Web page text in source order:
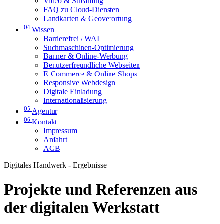
FAQ zu Cloud-Diensten
Landkarten & Geoverortung
04 Wissen
Barrierefrei / WAI
Suchmaschinen-Optimierung
Banner & Online-Werbung
Benutzerfreundliche Webseiten
E-Commerce & Online-Shops
Responsive Webdesign
Digitale Einladung
Internationalisierung
05 Agentur
06 Kontakt
Impressum
Anfahrt
AGB
Digitales Handwerk - Ergebnisse
Projekte und Referenzen aus
der digitalen Werkstatt